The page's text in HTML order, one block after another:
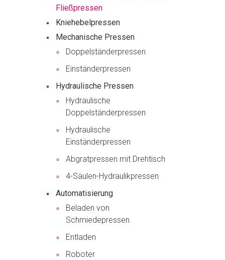
Fließpressen
Kniehebelpressen
Mechanische Pressen
Doppelständerpressen
Einständerpressen
Hydraulische Pressen
Hydraulische
Doppelständerpressen
Hydraulische
Einständerpressen
Abgratpressen mit Drehtisch
4-Säulen-Hydraulikpressen
Automatisierung
Beladen von
Schmiedepressen
Entladen
Roboter